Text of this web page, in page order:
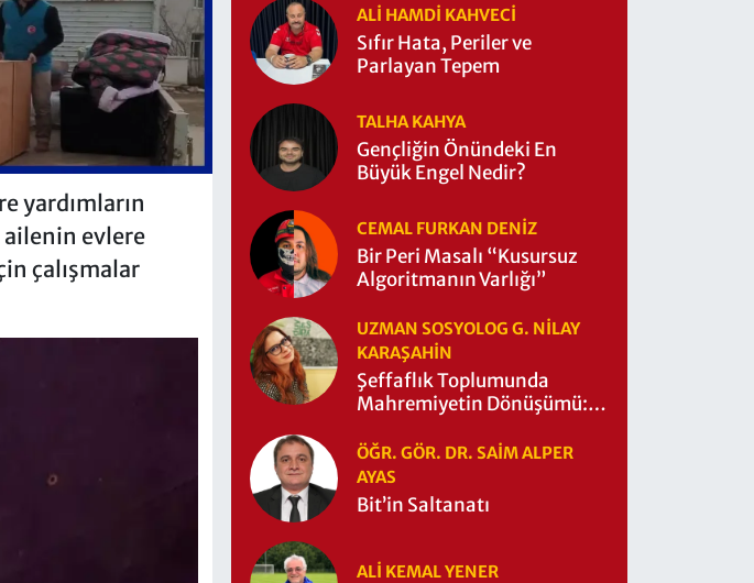
yardımların
evlere
çalışmalar
ALI HAMDI KAHVECİ
Sıfır Hata, Periler ve
Parlayan Tepem
TALHA KAHYA
Gençliğin Önündeki En
Büyük Engel Nedir?
CEMAL FURKAN DENİZ
Bir Peri Masalı “Kusursuz
Algoritmanın Varlığı”
UZMAN SOSYOLOG G. NILAY
KARAŞAHİN
Şeffaflık Toplumunda
Mahremiyetin Dönüşümü:
Zaman Yıkıldı?
ÖĞR. GÖR. DR. SAIM ALPER
AYAS
Bit’in Saltanatı
ALI KEMAL YENER